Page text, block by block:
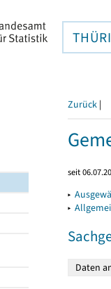
Zurück |
seit
▸
▸